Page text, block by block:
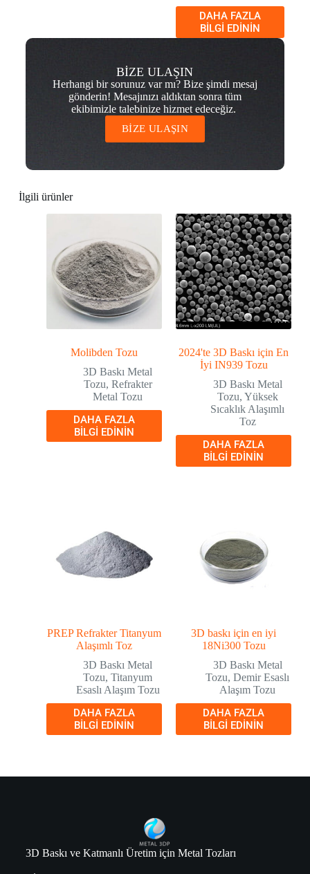
DAHA FAZLA
BILGI EDININ
BİZE ULAŞIN
Herhangi bir sorunuz var mı? Bize şimdi mesaj
gönderin! Mesajınızı aldıktan sonra tüm
ekibimizle talebinize hizmet edeceğiz.
BİZE ULAŞIN
İlgili ürünler
Molibden Tozu
3D Baskı Metal
Tozu, Refrakter
Metal Tozu
DAHA FAZLA
BILGI EDININ
2024'te 3D Baskı için En
İyi IN939 Tozu
3D Baskı Metal
Tozu, Yüksek
Sıcaklık Alaşımlı
Toz
DAHA FAZLA
BILGI EDININ
PREP Refrakter Titanyum
Alaşımlı Toz
3D Baskı Metal
Tozu,Titanyum
Esaslı Alaşım Tozu
DAHA FAZLA
BILGI EDININ
3D baskı için en iyi
18Ni300 Tozu
3D Baskı Metal
Tozu,Demir Esaslı
Alaşım Tozu
DAHA FAZLA
BILGI EDININ
3D Baskı ve Katmanlı Üretim için Metal Tozları